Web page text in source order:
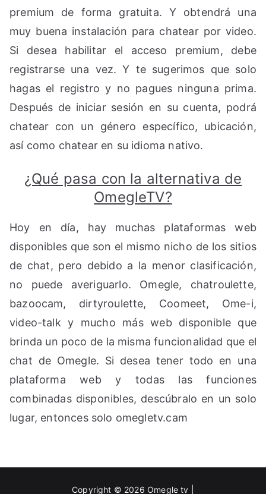
premium de forma gratuita. Y obtendrá una
muy buena instalación para chatear por video.
Si desea habilitar el acceso premium, debe
registrarse una vez. Y te sugerimos que solo
hagas el registro y no pagues ninguna prima.
Después de iniciar sesión en su cuenta, podrá
chatear con un género específico, ubicación,
así como chatear en su idioma nativo.
¿Qué pasa con la alternativa de
OmegleTV?
Hoy en día, hay muchas plataformas web
disponibles que son el mismo nicho de los sitios
de chat, pero debido a la menor clasificación,
no puede averiguarlo. Omegle, chatroulette,
bazoocam, dirtyroulette, Coomeet, Ome-i,
video-talk y mucho más web disponible que
brinda un poco de la misma funcionalidad que el
chat de Omegle. Si desea tener todo en una
plataforma web y todas las funciones
combinadas disponibles, descúbralo en un solo
lugar, entonces solo omegletv.cam
Copyright © 2026Omegle tv